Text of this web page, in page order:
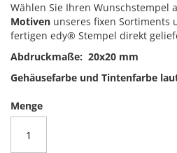
Wählen Sie Ihren Wunschstempel
Motiven unseres fixen Sortiments
fertigen edy® Stempel direkt
Abdruckmaße: 20x20 mm
Gehäusefarbe und Tintenfarbe
Menge